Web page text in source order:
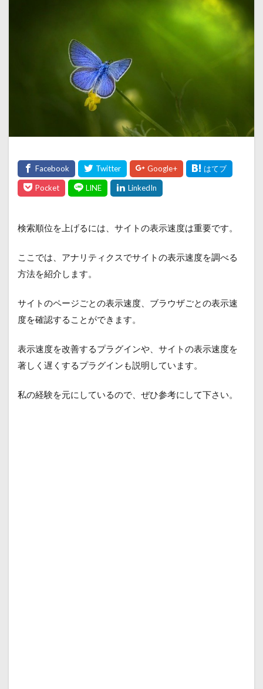
検索順位を上げるには、サイトの表示速度は重要です。
ここでは、アナリティクスでサイトの表示速度を調べる
方法を紹介します。
サイトのページごとの表示速度、ブラウザごとの表示速
度を確認することができます。
表示速度を改善するプラグインや、サイトの表示速度を
著しく遅くするプラグインも説明しています。
私の経験を元にしているので、ぜひ参考にして下さい。